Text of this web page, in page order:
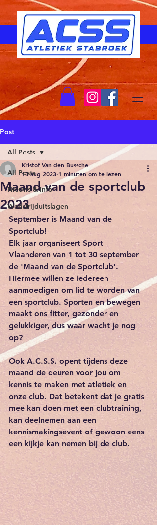
Post
All Posts
Nieuws & Info
Wedstrijduitslagen
All Posts
Maand van de sportclub
2023
Kristof Van den Bussche
18 aug 2023 1 minuten om te lezen
September is Maand van de
Sportclub!
Elk jaar organiseert Sport
Vlaanderen van 1 tot 30 september
de 'Maand van de Sportclub'.
Hiermee willen ze iedereen
aanmoedigen om lid te worden van
een sportclub. Sporten en bewegen
maakt ons fitter, gezonder en
gelukkiger, dus waar wacht je nog
op?
Ook A.C.S.S. opent tijdens deze
maand de deuren voor jou om
kennis te maken met atletiek en
onze club. Dat betekent dat je gratis
mee kan doen met een clubtraining,
kan deelnemen aan een
kennismakingsevent of gewoon eens
een kijkje kan nemen bij de club.